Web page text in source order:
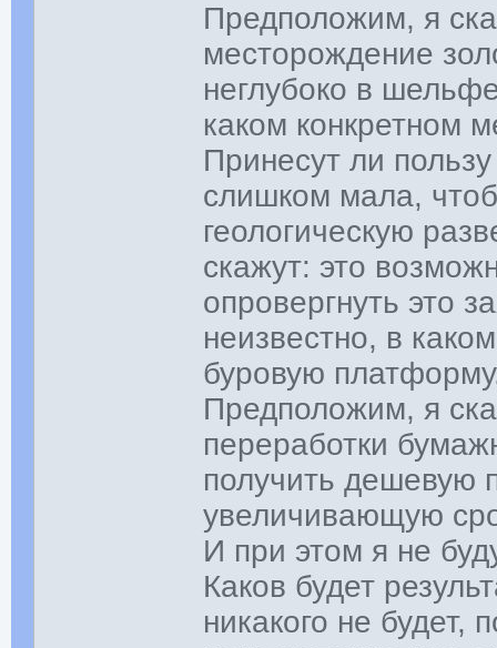
Предположим, я
месторождение
неглубоко в
каком конкретном
Принесут ли
слишком мала,
геологическую
скажут: это
опровергнуть это
неизвестно, в
буровую
Предположим, я
переработки
получить дешевую
увеличивающую
И при этом я не
Каков будет
никакого не будет,